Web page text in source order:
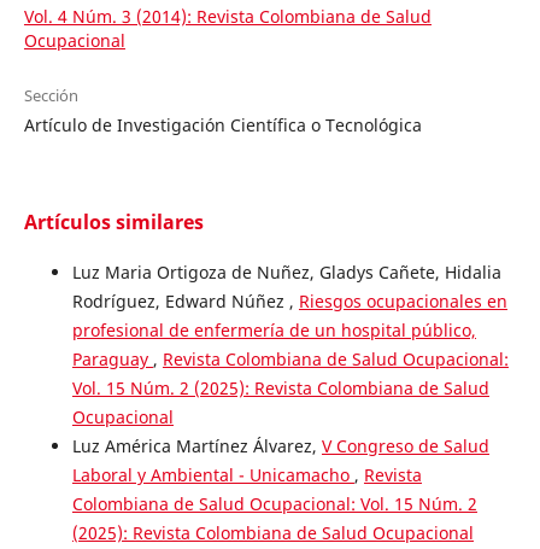
Vol. 4 Núm. 3 (2014): Revista Colombiana de Salud
Ocupacional
Sección
Artículo de Investigación Científica o Tecnológica
Artículos similares
Luz Maria Ortigoza de Nuñez, Gladys Cañete, Hidalia
Rodríguez, Edward Núñez , Riesgos ocupacionales en
profesional de enfermería de un hospital público,
Paraguay , Revista Colombiana de Salud Ocupacional:
Vol. 15 Núm. 2 (2025): Revista Colombiana de Salud
Ocupacional
Luz América Martínez Álvarez, V Congreso de Salud
Laboral y Ambiental - Unicamacho , Revista
Colombiana de Salud Ocupacional: Vol. 15 Núm. 2
(2025): Revista Colombiana de Salud Ocupacional